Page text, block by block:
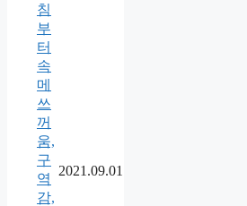
침
부
터
속
메
쓰
꺼
움,
구
역
감,
2021.09.01